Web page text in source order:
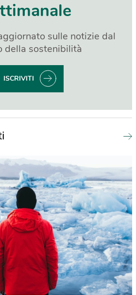
sulle notizie dal
della sostenibilità
ISCRIVITI